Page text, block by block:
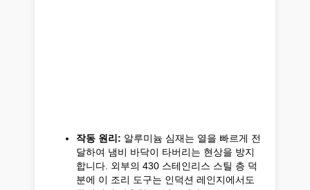
작동 원리: 알루미늄 심재는 열을 빠르게 전
달하여 냄비 바닥이 타버리는 현상을 방지
합니다. 외부의 430 스테인리스 스틸 층 덕
분에 이 조리 도구는 인덕션 레인지에서도